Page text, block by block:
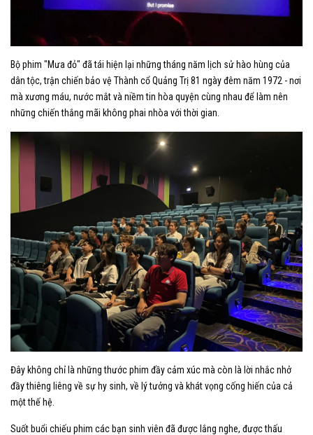
Bộ phim "Mưa đỏ" đã tái hiện lại những tháng năm lịch sử hào hùng của
dân tộc, trận chiến bảo vệ Thành cổ Quảng Trị 81 ngày đêm năm 1972 - nơi
mà xương máu, nước mắt và niềm tin hòa quyện cùng nhau để làm nên
những chiến thắng mãi không phai nhòa với thời gian.
Đây không chỉ là những thước phim đầy cảm xúc mà còn là lời nhắc nhở
đầy thiêng liêng về sự hy sinh, về lý tưởng và khát vọng cống hiến của cả
một thế hệ.
Suốt buổi chiếu phim các bạn sinh viên đã được lắng nghe, được thấu